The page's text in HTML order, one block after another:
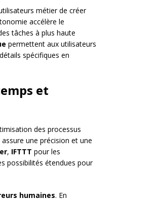
métier de créer
accélère le
tâches à plus haute
permettent aux utilisateurs
spécifiques en
et
des processus
une précision et une
, IFTTT pour les
possibilités étendues pour
humaines. En